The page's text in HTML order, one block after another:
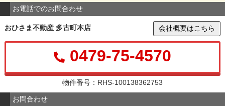
お電話でのお問合わせ
おひさま不動産 多古町本店 会社概要はこちら
0479-75-4570
物件番号：RHS-100138362753
お問合わせ